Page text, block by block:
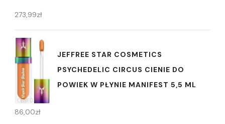
273,99zł
JEFFREE STAR COSMETICS
PSYCHEDELIC CIRCUS CIENIE DO
POWIEK W PŁYNIE MANIFEST 5,5 ML
86,00zł